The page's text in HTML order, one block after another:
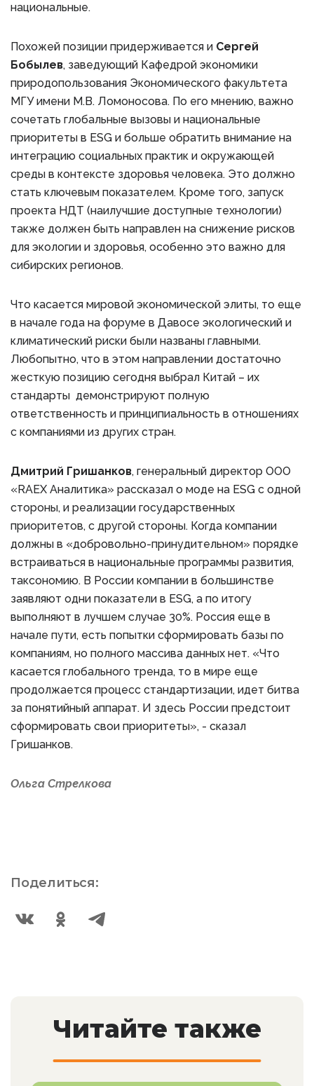
национальные.
Похожей позиции придерживается и Сергей
Бобылев, заведующий Кафедрой экономики
природопользования Экономического факультета
МГУ имени М.В. Ломоносова. По его мнению, важно
сочетать глобальные вызовы и национальные
приоритеты в ESG и больше обратить внимание на
интеграцию социальных практик и окружающей
среды в контексте здоровья человека. Это должно
стать ключевым показателем. Кроме того, запуск
проекта НДТ (наилучшие доступные технологии)
также должен быть направлен на снижение рисков
для экологии и здоровья, особенно это важно для
сибирских регионов.
Что касается мировой экономической элиты, то еще
в начале года на форуме в Давосе экологический и
климатический риски были названы главными.
Любопытно, что в этом направлении достаточно
жесткую позицию сегодня выбрал Китай – их
стандарты демонстрируют полную
ответственность и принципиальность в отношениях
с компаниями из других стран.
Дмитрий Гришанков, генеральный директор ООО
«RAEX Аналитика» рассказал о моде на ESG с одной
стороны, и реализации государственных
приоритетов, с другой стороны. Когда компании
должны в «добровольно-принудительном» порядке
встраиваться в национальные программы развития,
таксономию. В России компании в большинстве
заявляют одни показатели в ESG, а по итогу
выполняют в лучшем случае 30%. Россия еще в
начале пути, есть попытки сформировать базы по
компаниям, но полного массива данных нет. «Что
касается глобального тренда, то в мире еще
продолжается процесс стандартизации, идет битва
за понятийный аппарат. И здесь России предстоит
сформировать свои приоритеты», - сказал
Гришанков.
Ольга Стрелкова
Поделиться:
Читайте также